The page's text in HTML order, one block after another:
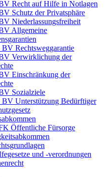
Recht auf Hilfe in Notlagen
Schutz der Privatsphäre
Niederlassungsfreiheit
Allgemeine
Rechtsweggarantie
Verwirklichung der
Einschränkung der
Sozialziele
BV Unterstützung Bedürftiger
Öffentliche Fürsorge
und -verordnungen